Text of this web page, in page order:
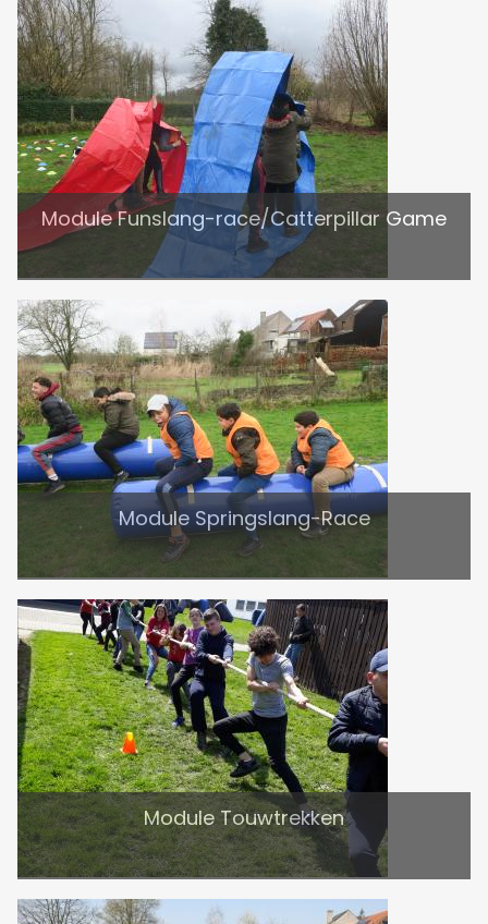
Module Funslang-race/Catterpillar Game
Module Springslang-Race
Module Touwtrekken